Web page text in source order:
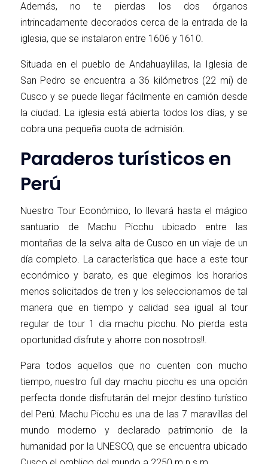
Además, no te pierdas los dos órganos
intrincadamente decorados cerca de la entrada de la
iglesia, que se instalaron entre 1606 y 1610.
Situada en el pueblo de Andahuaylillas, la Iglesia de
San Pedro se encuentra a 36 kilómetros (22 mi) de
Cusco y se puede llegar fácilmente en camión desde
la ciudad. La iglesia está abierta todos los días, y se
cobra una pequeña cuota de admisión.
Paraderos turísticos en
Perú
Nuestro Tour Económico, lo llevará hasta el mágico
santuario de Machu Picchu ubicado entre las
montañas de la selva alta de Cusco en un viaje de un
día completo. La característica que hace a este tour
económico y barato, es que elegimos los horarios
menos solicitados de tren y los seleccionamos de tal
manera que en tiempo y calidad sea igual al tour
regular de tour 1 dia machu picchu. No pierda esta
oportunidad disfrute y ahorre con nosotros!!.
Para todos aquellos que no cuenten con mucho
tiempo, nuestro full day machu picchu es una opción
perfecta donde disfrutarán del mejor destino turístico
del Perú. Machu Picchu es una de las 7 maravillas del
mundo moderno y declarado patrimonio de la
humanidad por la UNESCO, que se encuentra ubicado